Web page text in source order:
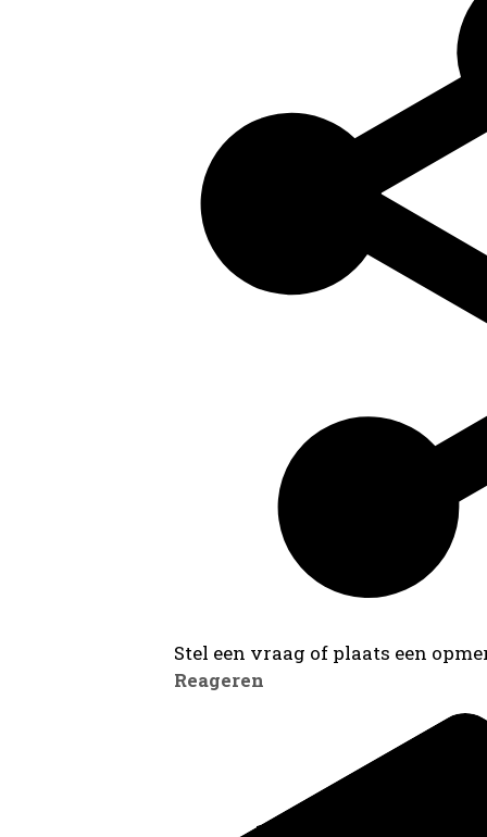
Stel een vraag of plaats een
Reageren